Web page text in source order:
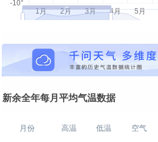
新余全年每月平均气温数据
月份 高温 低温 空气